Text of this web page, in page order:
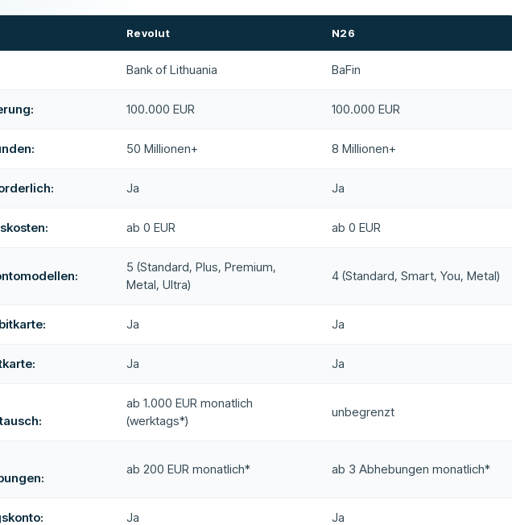
Revolut N26
Bank of Lithuania BaFin
100.000 EUR 100.000 EUR
50 Millionen+ 8 Millionen+
Ja Ja
ab 0 EUR ab 0 EUR
5 (Standard, Plus, Premium,
Metal, Ultra)
4 (Standard, Smart, You, Metal)
Ja Ja
Ja Ja
ab 1.000 EUR monatlich
(werktags*)
unbegrenzt
ab 200 EUR monatlich* ab 3 Abhebungen monatlich*
Ja Ja